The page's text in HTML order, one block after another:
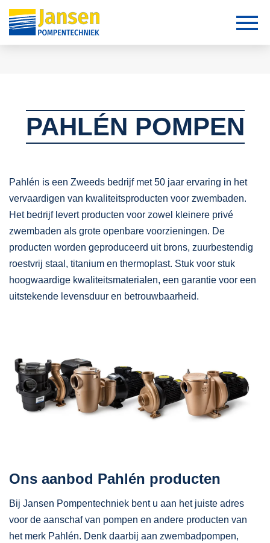
PAHLÉN POMPEN
Pahlén is een Zweeds bedrijf met 50 jaar ervaring in het
vervaardigen van kwaliteitsproducten voor zwembaden.
Het bedrijf levert producten voor zowel kleinere privé
zwembaden als grote openbare voorzieningen. De
producten worden geproduceerd uit brons, zuurbestendig
roestvrij staal, titanium en thermoplast. Stuk voor stuk
hoogwaardige kwaliteitsmaterialen, een garantie voor een
uitstekende levensduur en betrouwbaarheid.
Ons aanbod Pahlén producten
Bij Jansen Pompentechniek bent u aan het juiste adres
voor de aanschaf van pompen en andere producten van
het merk Pahlén. Denk daarbij aan zwembadpompen,